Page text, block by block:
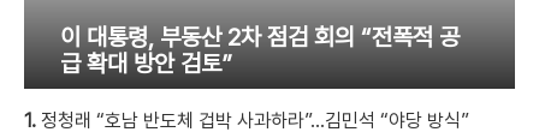
이 대통령, 부동산 2차 점검 회의 “전폭적 공
급 확대 방안 검토”
1. 정청래 “호남 반도체 겁박 사과하라”…김민석 “야당 방식”